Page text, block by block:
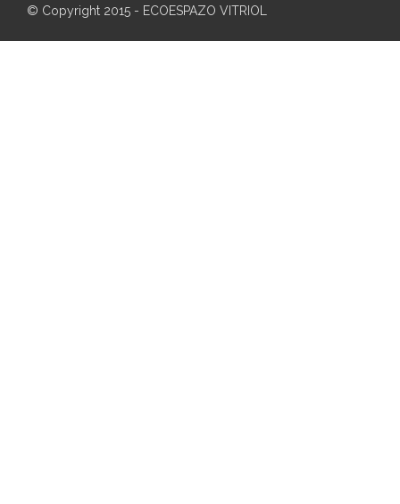
© Copyright 2015 - ECOESPAZO VITRIOL